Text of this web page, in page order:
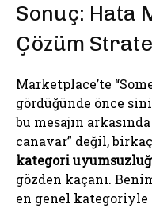
Sonuç: Hata
Çözüm
Marketplace’te
gördüğünde önce
bu mesajın
canavar” değil,
kategori
gözden kaçanı.
en genel